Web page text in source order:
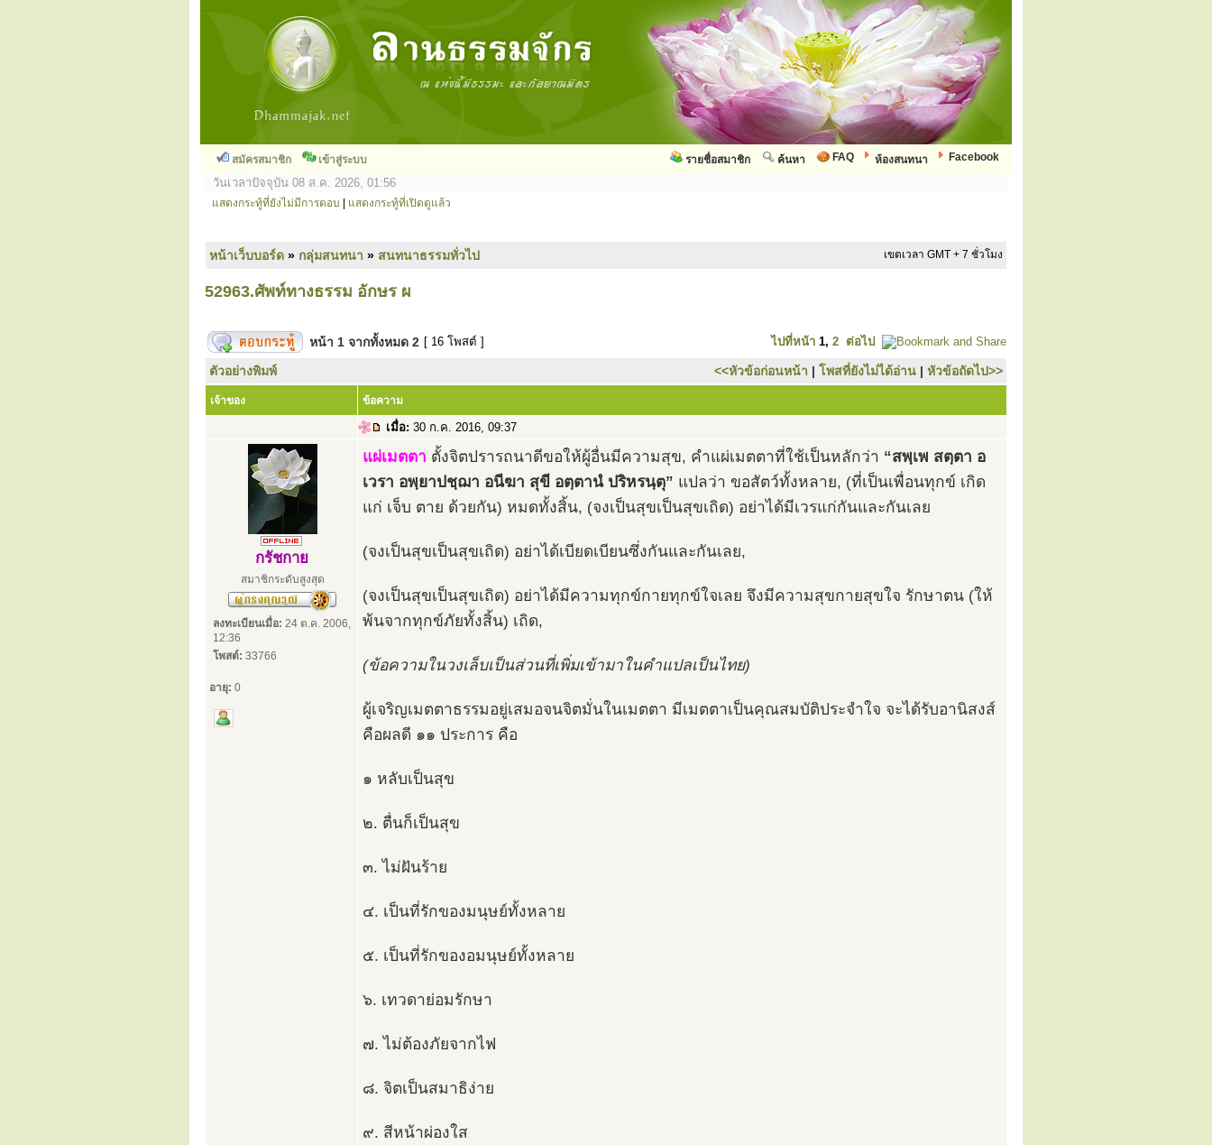
สมัครสมาชิก เข้าสู่ระบบ Facebook
ห้องสนทนา
FAQ
ค้นหา
รายชื่อสมาชิก
วันเวลาปัจจุบัน 08 ส.ค. 2026, 01:56
แสดงกระทู้ที่ยังไม่มีการตอบ แสดงกระทู้ที่เปิดดูแล้ว
หน้าเว็บบอร์ด » กลุ่มสนทนา » สนทนาธรรมทั่วไป เขตเวลา GMT + 7 ชั่วโมง
52963.ศัพท์ทางธรรม อักษร ผ
หน้า 1 จากทั้งหมด 2 [ 16 โพสต์ ] ไปที่หน้า 1, 2 ต่อไป
ตัวอย่างพิมพ์ <<หัวข้อก่อนหน้า | โพสที่ยังไม่ได้อ่าน | หัวข้อถัดไป>>
เจ้าของ ข้อความ
เมื่อ: 30 ก.ค. 2016, 09:37
กรัชกาย
สมาชิกระดับสูงสุด
ลงทะเบียนเมื่อ: 24 ต.ค. 2006,
12:36
โพสต์: 33766
อายุ: 0
แผ่เมตตา ตั้งจิตปรารถนาดีขอให้ผู้อื่นมีความสุข, คำแผ่เมตตาที่ใช้เป็นหลักว่า “สพฺเพ สตฺตา อ
เวรา อพฺยาปชฺฌา อนีฆา สุขี อตฺตานํ ปริหรนฺตุ” แปลว่า ขอสัตว์ทั้งหลาย, (ที่เป็นเพื่อนทุกข์ เกิด
แก่ เจ็บ ตาย ด้วยกัน) หมดทั้งสิ้น, (จงเป็นสุขเป็นสุขเถิด) อย่าได้มีเวรแก่กันและกันเลย
(จงเป็นสุขเป็นสุขเถิด) อย่าได้เบียดเบียนซึ่งกันและกันเลย,
(จงเป็นสุขเป็นสุขเถิด) อย่าได้มีความทุกข์กายทุกข์ใจเลย จึงมีความสุขกายสุขใจ รักษาตน (ให้
พ้นจากทุกข์ภัยทั้งสิ้น) เถิด,
(ข้อความในวงเล็บเป็นส่วนที่เพิ่มเข้ามาในคำแปลเป็นไทย)
ผู้เจริญเมตตาธรรมอยู่เสมอจนจิตมั่นในเมตตา มีเมตตาเป็นคุณสมบัติประจำใจ จะได้รับอานิสงส์
คือผลดี ๑๑ ประการ คือ
๑ หลับเป็นสุข
๒. ตื่นก็เป็นสุข
๓. ไม่ฝันร้าย
๔. เป็นที่รักของมนุษย์ทั้งหลาย
๕. เป็นที่รักของอมนุษย์ทั้งหลาย
๖. เทวดาย่อมรักษา
๗. ไม่ต้องภัยจากไฟ
๘. จิตเป็นสมาธิง่าย
๙. สีหน้าผ่องใส